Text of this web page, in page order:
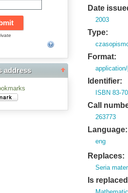
address
Date
2003
Type:
Format:
Identifier:
ISBN 83-
Call
263773
Language:
eng
Replaces:
Seria
Is